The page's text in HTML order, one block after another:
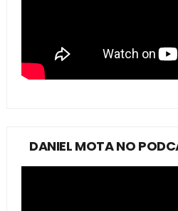
DANIEL MOTA NO